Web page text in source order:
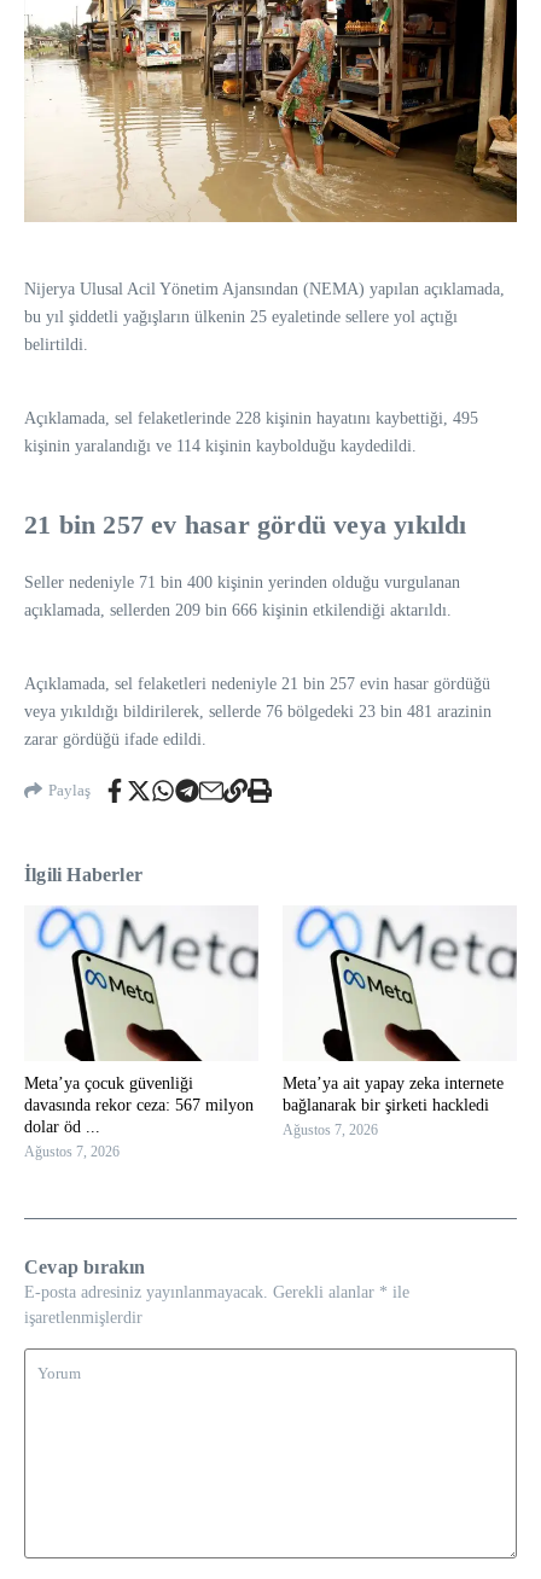
Nijerya Ulusal Acil Yönetim Ajansından (NEMA) yapılan açıklamada,
bu yıl şiddetli yağışların ülkenin 25 eyaletinde sellere yol açtığı
belirtildi.
Açıklamada, sel felaketlerinde 228 kişinin hayatını kaybettiği, 495
kişinin yaralandığı ve 114 kişinin kaybolduğu kaydedildi.
21 bin 257 ev hasar gördü veya yıkıldı
Seller nedeniyle 71 bin 400 kişinin yerinden olduğu vurgulanan
açıklamada, sellerden 209 bin 666 kişinin etkilendiği aktarıldı.
Açıklamada, sel felaketleri nedeniyle 21 bin 257 evin hasar gördüğü
veya yıkıldığı bildirilerek, sellerde 76 bölgedeki 23 bin 481 arazinin
zarar gördüğü ifade edildi.
Paylaş
İlgili Haberler
Meta’ya çocuk güvenliği
davasında rekor ceza: 567 milyon
dolar öd ...
Ağustos 7, 2026
Meta’ya ait yapay zeka internete
bağlanarak bir şirketi hackledi
Ağustos 7, 2026
Cevap bırakın
E-posta adresiniz yayınlanmayacak. Gerekli alanlar * ile
işaretlenmişlerdir